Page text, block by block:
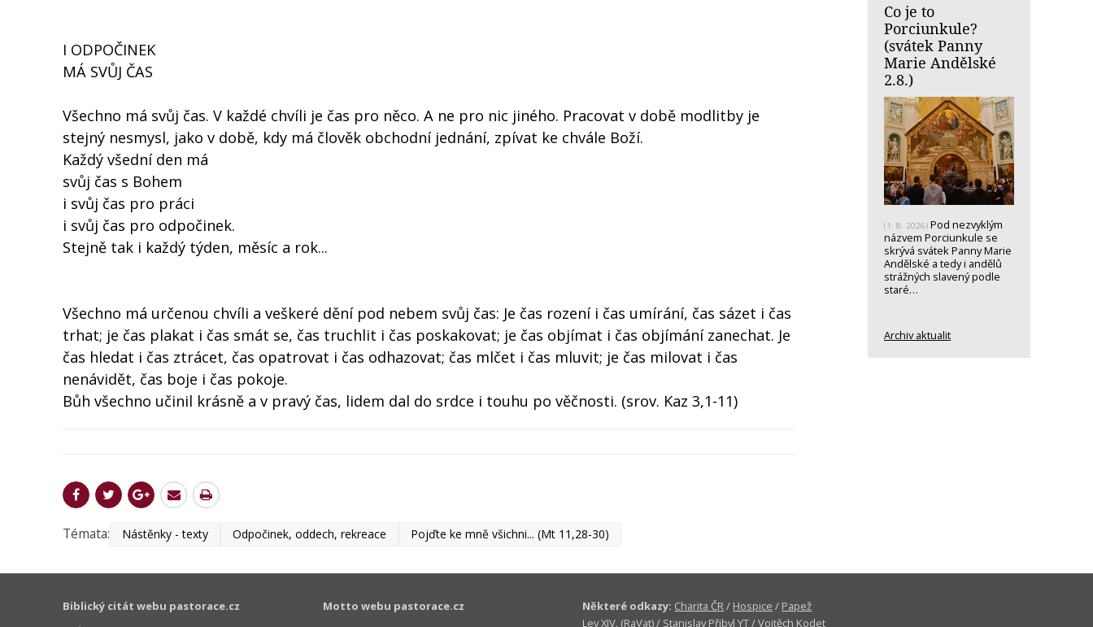
I ODPOČINEK
MÁ SVŮJ ČAS
Všechno má svůj čas. V každé chvíli je čas pro něco. A ne pro nic jiného. Pracovat v době modlitby je
stejný nesmysl, jako v době, kdy má člověk obchodní jednání, zpívat ke chvále Boží.
Každý všední den má
svůj čas s Bohem
i svůj čas pro práci
i svůj čas pro odpočinek.
Stejně tak i každý týden, měsíc a rok...
Všechno má určenou chvíli a veškeré dění pod nebem svůj čas: Je čas rození i čas umírání, čas sázet i čas
trhat; je čas plakat i čas smát se, čas truchlit i čas poskakovat; je čas objímat i čas objímání zanechat. Je
čas hledat i čas ztrácet, čas opatrovat i čas odhazovat; čas mlčet i čas mluvit; je čas milovat i čas
nenávidět, čas boje i čas pokoje.
Bůh všechno učinil krásně a v pravý čas, lidem dal do srdce i touhu po věčnosti. (srov. Kaz 3,1-11)
Témata: Nástěnky - texty Odpočinek, oddech, rekreace Pojďte ke mně všichni... (Mt 11,28-30)
Co je to
Porciunkule?
(svátek Panny
Marie Andělské
2.8.)
(1. 8. 2026) Pod nezvyklým
názvem Porciunkule se
skrývá svátek Panny Marie
Andělské a tedy i andělů
strážných slavený podle
staré…
Archiv aktualit
Biblický citát webu pastorace.cz
Motto webu pastorace.cz
Některé odkazy: Charita ČR/ Hospice / Papež
Lev XIV. (RaVat)/ Stanislav Přibyl YT/Vojtěch Kodet